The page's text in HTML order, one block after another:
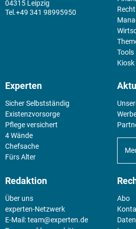
04315 Leipzig
+49 341 98995950
Recht
Tools
Kiosk
Experten
Sicher Selbstständig
Existenz­vorsorge
Pflege versichert
4 Wände
Chefsache
Fürs Alter
Redaktion
Über uns
experten-Netzwerk
E-Mail:team@experten.de
Abo